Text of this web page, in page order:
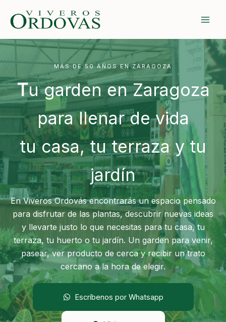
contenido
MÁS DE 50 AÑOS EN ZARAGOZA
Tu garden en Zaragoza
para llenar de vida
tu casa, tu terraza y tu
jardín
En Viveros Ordovás encontrarás un espacio pensado
para disfrutar de las plantas, descubrir nuevas ideas
y llevarte justo lo que necesitas para tu casa, tu
terraza, tu huerto o tu jardín. Un garden para venir,
pasear, ver producto de cerca y recibir un trato
cercano a la hora de elegir.
Escríbenos por Whatsapp